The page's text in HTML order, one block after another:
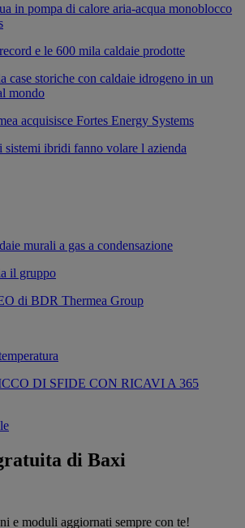
in pompa di calore aria-acqua monoblocco
e le 600 mila caldaie prodotte
case storiche con caldaie idrogeno in un
mondo
acquisisce Fortes Energy Systems
sistemi ibridi fanno volare l azienda
murali a gas a condensazione
il gruppo
di BDR Thermea Group
DI SFIDE CON RICAVI A 365
di Baxi
e moduli aggiornati sempre con te!